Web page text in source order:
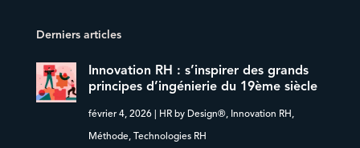
Derniers articles
Innovation RH : s’inspirer des grands
principes d’ingénierie du 19ème siècle
février 4, 2026| HR by Design®, Innovation RH
Méthode, Technologies RH